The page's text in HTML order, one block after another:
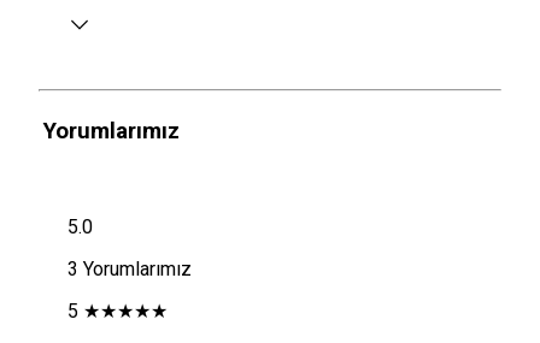
Yorumlarımız
5.0
3 Yorumlarımız
5 ★★★★★